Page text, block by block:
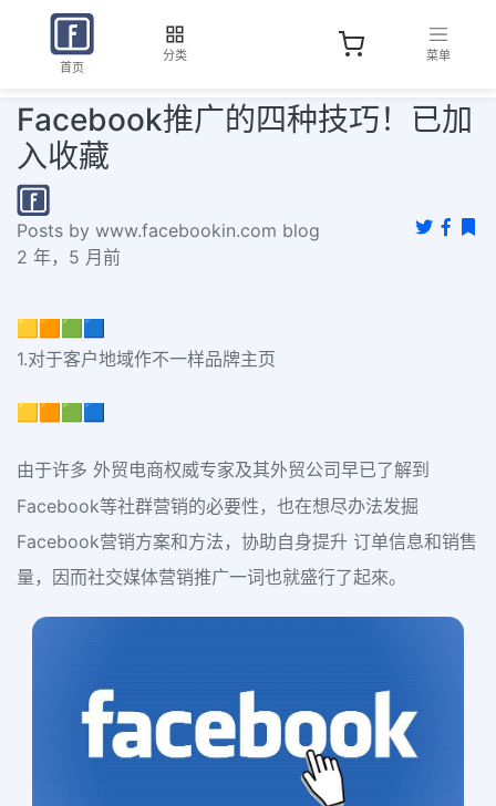
首页
分类 菜单
Facebook推广的四种技巧！已加
入收藏
Posts by www.facebookin.com blog
2 年，5 月前
🟨🟧🟩🟦
1.对于客户地域作不一样品牌主页
🟨🟧🟩🟦
由于许多 外贸电商权威专家及其外贸公司早已了解到
Facebook等社群营销的必要性，也在想尽办法发掘
Facebook营销方案和方法，协助自身提升 订单信息和销售
量，因而社交媒体营销推广一词也就盛行了起來。